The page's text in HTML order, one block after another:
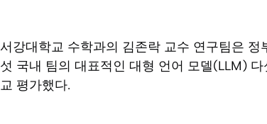
서강대학교 수학과의 김존락 교수 연구팀은
섯 국내 팀의 대표적인 대형 언어 모델(LLM)
교 평가했다.